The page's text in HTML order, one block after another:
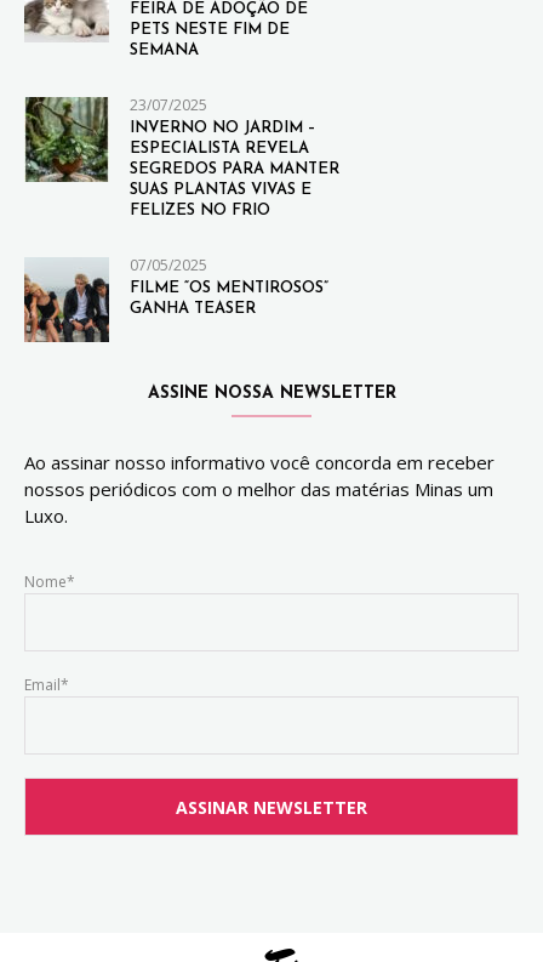
FEIRA DE ADOÇÃO DE
PETS NESTE FIM DE
SEMANA
23/07/2025
INVERNO NO JARDIM –
ESPECIALISTA REVELA
SEGREDOS PARA MANTER
SUAS PLANTAS VIVAS E
FELIZES NO FRIO
07/05/2025
FILME “OS MENTIROSOS”
GANHA TEASER
ASSINE NOSSA NEWSLETTER
Ao assinar nosso informativo você concorda em receber
nossos periódicos com o melhor das matérias Minas um
Luxo.
Nome*
Email*